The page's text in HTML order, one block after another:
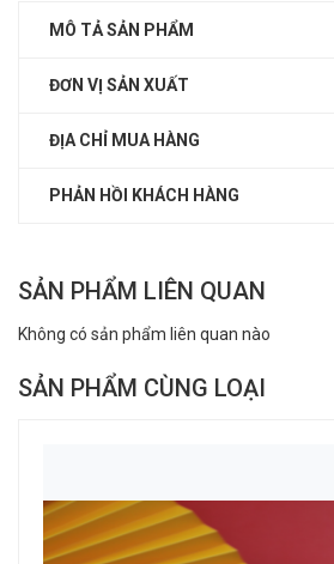
MÔ TẢ SẢN PHẨM
ĐƠN VỊ SẢN XUẤT
ĐỊA CHỈ MUA HÀNG
PHẢN HỒI KHÁCH HÀNG
SẢN PHẨM LIÊN QUAN
Không có sản phẩm liên quan nào
SẢN PHẨM CÙNG LOẠI